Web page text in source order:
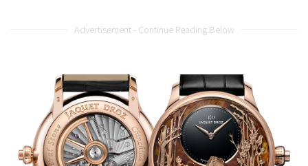
Advertisement - Continue Reading Below